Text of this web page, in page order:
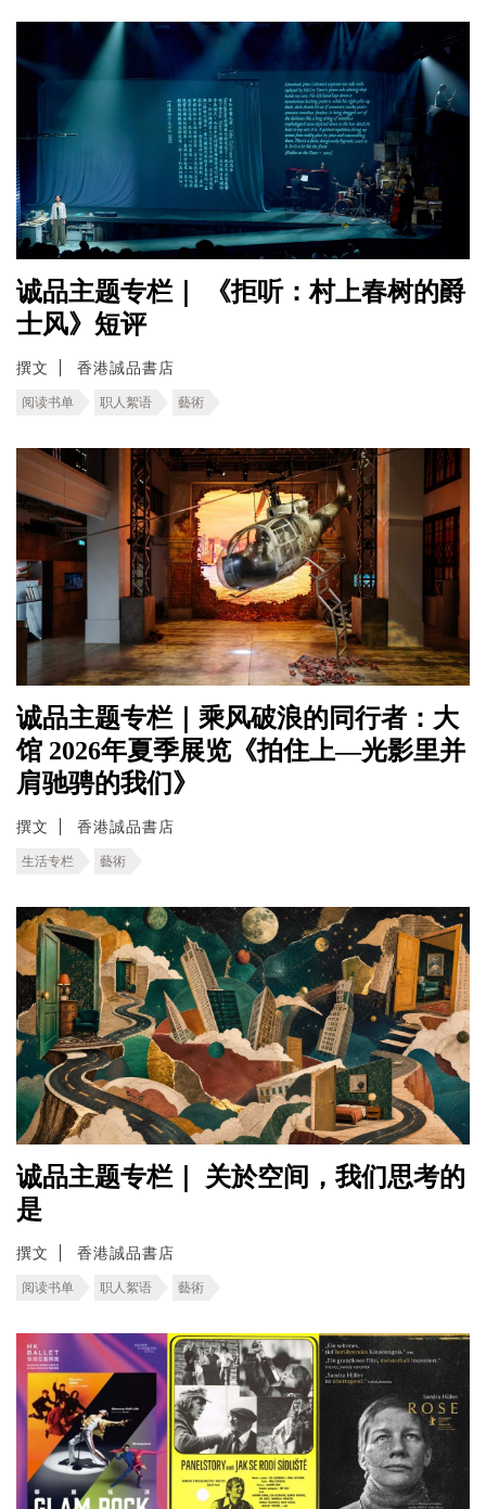
诚品主题专栏｜ 《拒听：村上春树的爵
士风》短评
撰文 香港誠品書店
阅读书单 职人絮语 藝術
诚品主题专栏｜乘风破浪的同行者：大
馆 2026年夏季展览《拍住上—光影里并
肩驰骋的我们》
撰文 香港誠品書店
生活专栏 藝術
诚品主题专栏｜ 关於空间，我们思考的
是
撰文 香港誠品書店
阅读书单 职人絮语 藝術